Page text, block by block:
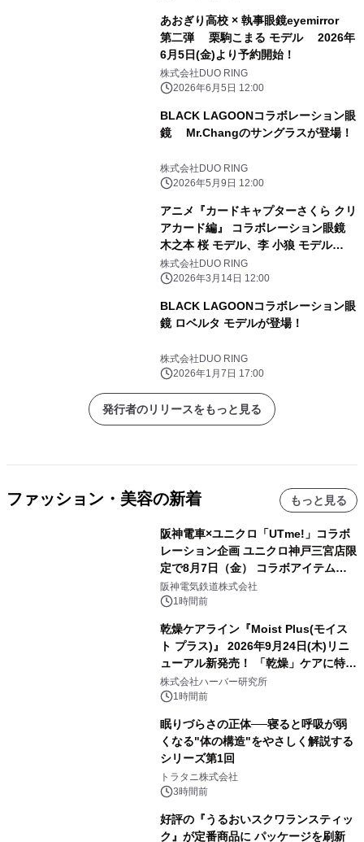
あおぎり高校 × 執事眼鏡eyemirror
第二弾 栗駒こまる モデル 2026年
6月5日(金)より予約開始！
株式会社DUO RING
2026年6月5日 12:00
BLACK LAGOONコラボレーション眼
鏡 Mr.Changのサングラスが登場！
株式会社DUO RING
2026年5月9日 12:00
アニメ『カードキャプターさくら クリ
アカード編』 コラボレーション眼鏡
木之本 桜 モデル、李 小狼 モデル
2026年3月14日(土)より予約開始！
株式会社DUO RING
2026年3月14日 12:00
BLACK LAGOONコラボレーション眼
鏡 ロベルタ モデルが登場！
株式会社DUO RING
2026年1月7日 17:00
発行者のリリースをもっと見る
ファッション・美容の新着 もっと見る
阪神電車×ユニクロ「UTme!」コラボ
レーション企画 ユニクロ神戸三宮店限
定で8月7日（金） コラボアイテムが
発売決定！
阪神電気鉄道株式会社
1時間前
乾燥ケアライン『Moist Plus(モイス
ト プラス)』 2026年9月24日(木)リニ
ューアル新発売！ 「乾燥」ケアに特化
し、ライン使いで潤いに満ちた肌へ
株式会社ハーバー研究所
1時間前
眠りづらさの正体──寝ると呼吸が弱
くなる"体の構造"をやさしく解説する
シリーズ第1回
トラタニ株式会社
3時間前
好評の『うるおいスクワランスティッ
ク』が定番商品に パッケージを刷新